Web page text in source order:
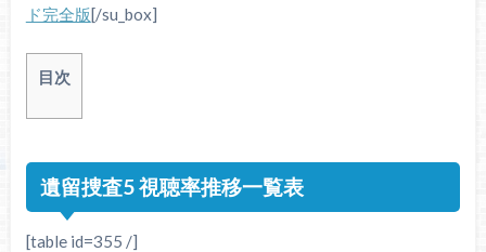
ド完全版[/su_box]
目次
遺留捜査5 視聴率推移一覧表
[table id=355 /]